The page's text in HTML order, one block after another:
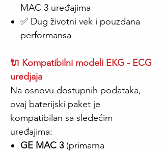
MAC 3 uređajima
✅ Dug životni vek i pouzdana
performansa
🔌 Kompatibilni modeli EKG - ECG
uredjaja
Na osnovu dostupnih podataka,
ovaj baterijski paket je
kompatibilan sa sledećim
uređajima:
GE MAC 3(primarna